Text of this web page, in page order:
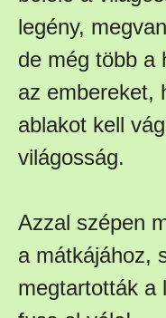
legény,
de még több a
az embereket,
ablakot kell
világosság.
Azzal szépen
a mátkájához,
megtartották a